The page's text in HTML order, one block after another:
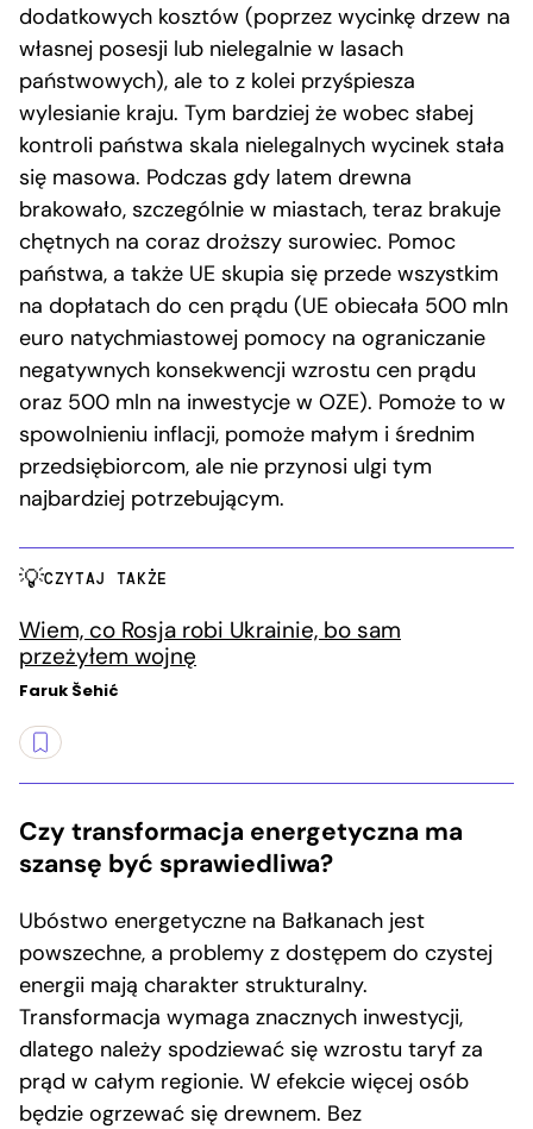
dodatkowych kosztów (poprzez wycinkę drzew na
własnej posesji lub nielegalnie w lasach
państwowych), ale to z kolei przyśpiesza
wylesianie kraju. Tym bardziej że wobec słabej
kontroli państwa skala nielegalnych wycinek stała
się masowa. Podczas gdy latem drewna
brakowało, szczególnie w miastach, teraz brakuje
chętnych na coraz droższy surowiec. Pomoc
państwa, a także UE skupia się przede wszystkim
na dopłatach do cen prądu (UE obiecała 500 mln
euro natychmiastowej pomocy na ograniczanie
negatywnych konsekwencji wzrostu cen prądu
oraz 500 mln na inwestycje w OZE). Pomoże to w
spowolnieniu inflacji, pomoże małym i średnim
przedsiębiorcom, ale nie przynosi ulgi tym
najbardziej potrzebującym.
CZYTAJ TAKŻE
Wiem, co Rosja robi Ukrainie, bo sam
przeżyłem wojnę
Faruk Šehić
Czy transformacja energetyczna ma
szansę być sprawiedliwa?
Ubóstwo energetyczne na Bałkanach jest
powszechne, a problemy z dostępem do czystej
energii mają charakter strukturalny.
Transformacja wymaga znacznych inwestycji,
dlatego należy spodziewać się wzrostu taryf za
prąd w całym regionie. W efekcie więcej osób
będzie ogrzewać się drewnem. Bez